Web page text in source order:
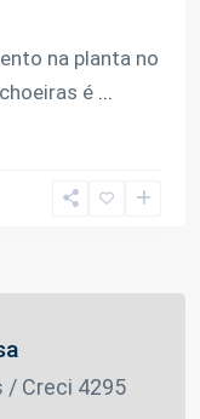
na planta no
é ...
/ Creci 4295